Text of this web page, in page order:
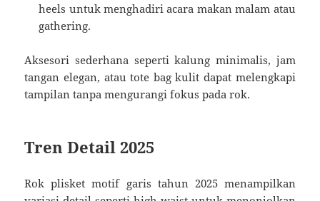
heels untuk menghadiri acara makan malam atau
gathering.
Aksesori sederhana seperti kalung minimalis, jam
tangan elegan, atau tote bag kulit dapat melengkapi
tampilan tanpa mengurangi fokus pada rok.
Tren Detail 2025
Rok plisket motif garis tahun 2025 menampilkan